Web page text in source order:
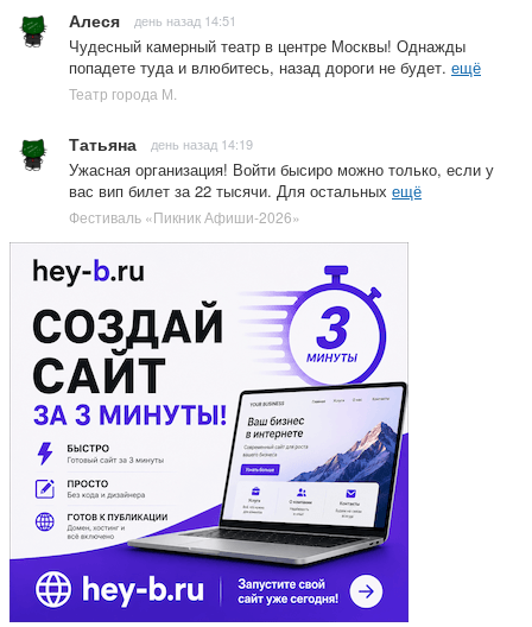
Алеся день назад 14:51
Чудесный камерный театр в центре Москвы! Однажды
попадете туда и влюбитесь, назад дороги не будет. ещё
Театр города М.
Татьяна день назад 14:19
Ужасная организация! Войти бысиро можно только, если у
вас вип билет за 22 тысячи. Для остальных ещё
Фестиваль «Пикник Афиши-2026»